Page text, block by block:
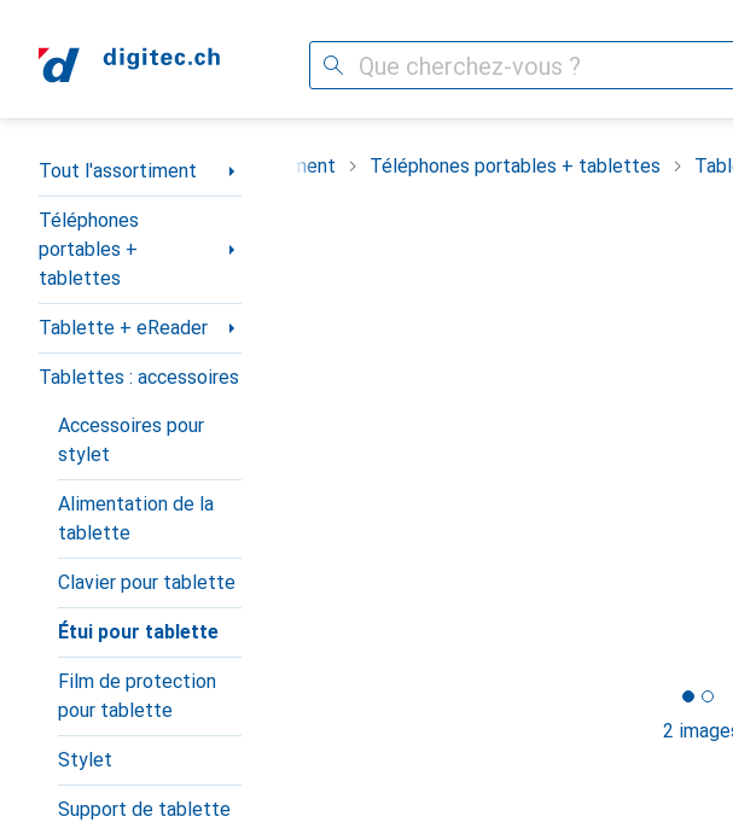
Recherche
Navigation par catégorie
Tout l'assortiment
Téléphones
portables +
tablettes
Tablette + eReader
Tablettes : accessoires
Accessoires pour
stylet
Alimentation de la
tablette
Clavier pour tablette
Étui pour tablette
Film de protection
pour tablette
Stylet
Support de tablette
Tout l'assortiment Téléphones portables + tablettes
2